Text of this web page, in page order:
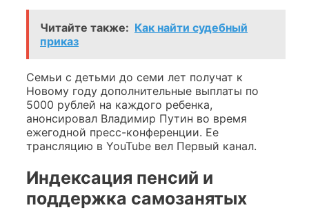
Читайте также: Как найти судебный
приказ
Семьи с детьми до семи лет получат к
Новому году дополнительные выплаты по
5000 рублей на каждого ребенка,
анонсировал Владимир Путин во время
ежегодной пресс-конференции. Ее
трансляцию в YouTube вел Первый канал.
Индексация пенсий и
поддержка самозанятых